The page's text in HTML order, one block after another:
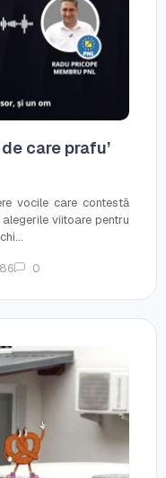
care prafu’
vocile care contestă
viitoare pentru
0